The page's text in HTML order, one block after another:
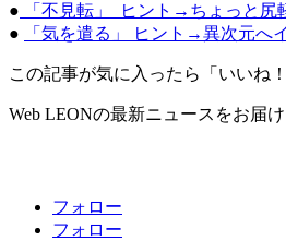
● 「不見転」 ヒント→ちょっと尻
●
「気を遣る」 ヒント→異次元へ
この記事が気に入ったら「いいね
Web LEONの最新ニュースをお届け
フォロー
フォロー